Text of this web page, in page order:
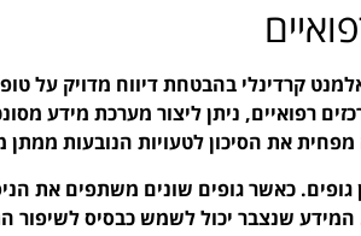
קרדינלי בהבטחת דיווח מדויק על
רפואיים, ניתן ליצור מערכת מידע
את הסיכון לטעויות הנובעות ממתן
כאשר גופים שונים משתפים את
המידע שנצבר יכול לשמש כבסיס לשיפור